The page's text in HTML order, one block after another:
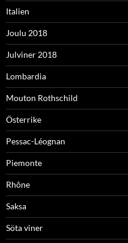
Italien
Joulu 2018
Julviner 2018
Lombardia
Mouton Rothschild
Österrike
Pessac-Léognan
Piemonte
Rhône
Saksa
Söta viner